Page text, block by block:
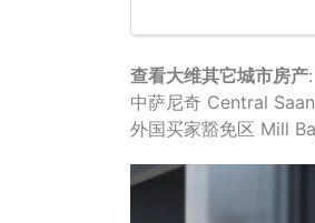
查看大维其它城市房产:
中萨尼奇 Central
外国买家豁免区 Mill